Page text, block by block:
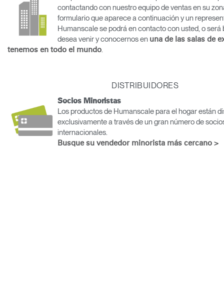
Cambiar región
Opens
to
Facebook
Opens
to
Twitter
Opens
to
Linkedin
Opens
to
Instagram
Opens
to
Humanscale
Opens
to
Pinterest
Opens
to
YouTube
contactando con nuestro equipo de ventas en su
formulario que aparece a continuación y un
Humanscale se podrá en contacto con usted, o será
desea venir y conocernos en una de las salas de
tenemos en todo el mundo
DISTRIBUIDORES
Socios Minoristas
Los productos de Humanscale para el hogar están
exclusivamente a través de un gran número de
internacionales.
Busque su vendedor minorista más cercano >